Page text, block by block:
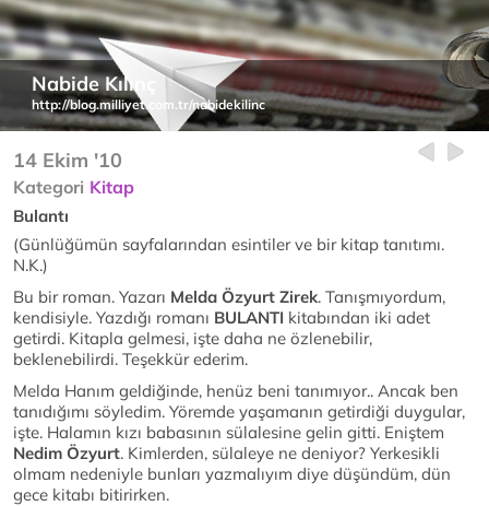
Nabide Kılınç
http://blog.milliyet.com.tr/nabidekilinc
14 Ekim '10
Kategori Kitap
Bulantı
(Günlüğümün sayfalarından esintiler ve bir kitap tanıtımı.
N.K.)
Bu bir roman. Yazarı Melda Özyurt Zirek. Tanışmıyordum,
kendisiyle. Yazdığı romanı BULANTI kitabından iki adet
getirdi. Kitapla gelmesi, işte daha ne özlenebilir,
beklenebilirdi. Teşekkür ederim.
Melda Hanım geldiğinde, henüz beni tanımıyor.. Ancak ben
tanıdığımı söyledim. Yöremde yaşamanın getirdiği duygular,
işte. Halamın kızı babasının sülalesine gelin gitti. Eniştem
Nedim Özyurt. Kimlerden, sülaleye ne deniyor? Yerkesikli
olmam nedeniyle bunları yazmalıyım diye düşündüm, dün
gece kitabı bitirirken.